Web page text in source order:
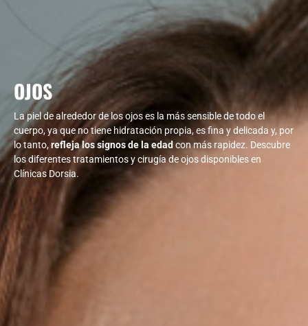
OJOS
La piel de alrededor de los ojos es la más sensible de todo el
cuerpo, ya que no tiene hidratación propia, es fina y delicada y, por
lo tanto,refleja los signos de la edadcon más rapidez. Descubre
los diferentes tratamientos y cirugía de ojos disponibles en
Clínicas Dorsia.